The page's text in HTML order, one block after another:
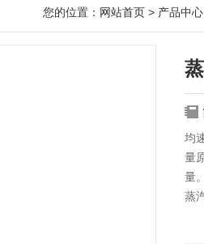
您的位置： 网站首页 > 产品中心
均
量
量。
蒸